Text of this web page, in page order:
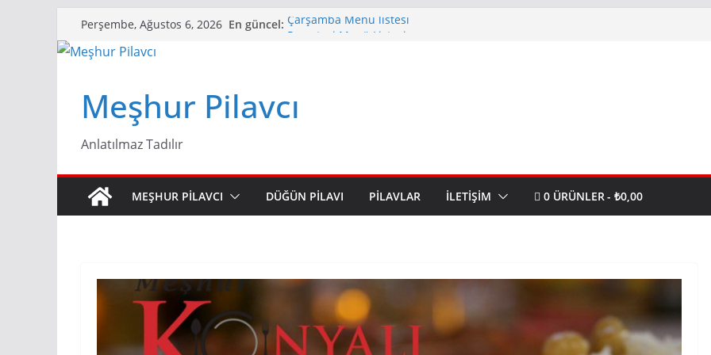
to
content
Perşembe, Ağustos 6, 2026 En güncel: Çarşamba Menü listesi
Meşhur Pilavcı
Anlatılmaz Tadılır
MEŞHUR PILAVCI DÜĞÜN PILAVI PILAVLAR İLETIŞIM 0 ÜRÜNLER ₺0,00